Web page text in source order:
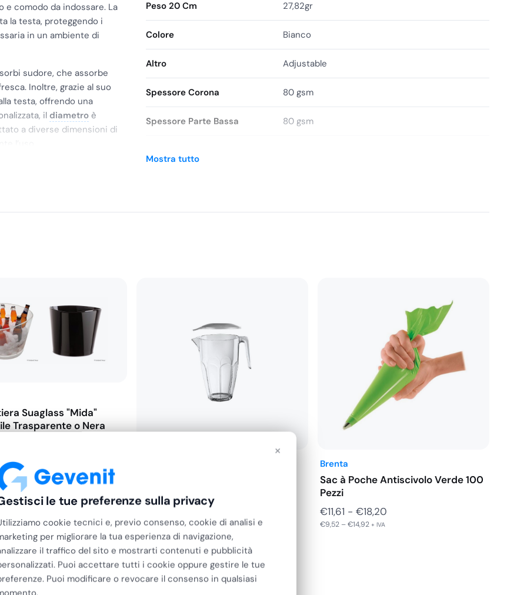
e comodo da indossare. La
la testa, proteggendo i
in un ambiente di
sudore, che assorbe
Inoltre, grazie al suo
testa, offrendo una
il diametro è
a diverse dimensioni di
eccellente capacità di
durante le lunghe
è un prodotto ideale per
comoda ed efficiente
Peso 20 Cm 27,82gr
Colore Bianco
Altro Adjustable
Spessore Corona 80 gsm
Spessore Parte Bassa 80 gsm
Mostra tutto
Suaglass "Mida"
Trasparente o Nera
Opzione Coperchio 2,25 Lt…
€
Fascia
di
prezzo:
€7,12
€5,84–€7,08 + IVA
Brenta
Sac à Poche Antiscivolo Verde 100
Pezzi
€11,61 - €18,20
€9,52 –€14,92 + IVA
×
le tue preferenze sulla privacy
cookie tecnici e, previo consenso, cookie di analisi e
per migliorare la tua esperienza di navigazione,
il traffico del sito e mostrarti contenuti e pubblicità
Puoi accettare tutti i cookie oppure gestire le tue
Puoi modificare o revocare il consenso in qualsiasi